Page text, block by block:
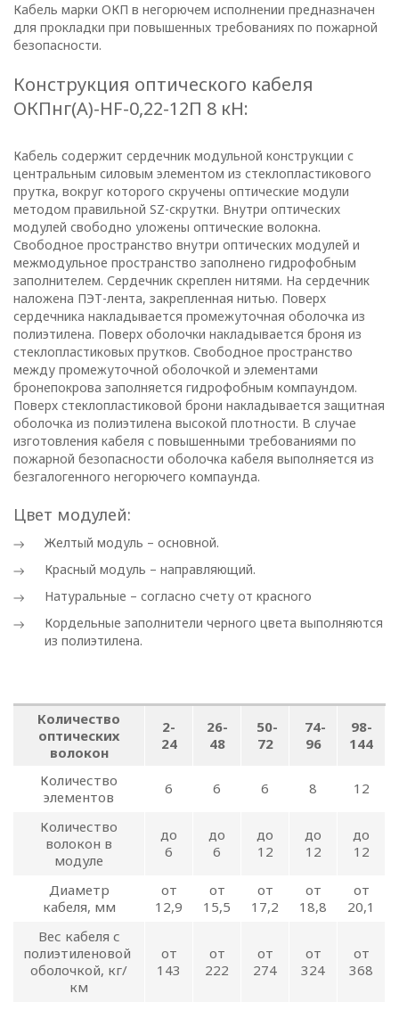
Кабель марки ОКП в негорючем исполнении предназначен
для прокладки при повышенных требованиях по пожарной
безопасности.
Конструкция оптического кабеля
ОКПнг(A)-HF-0,22-12П 8 кН:
Кабель содержит сердечник модульной конструкции с
центральным силовым элементом из стеклопластикового
прутка, вокруг которого скручены оптические модули
методом правильной SZ-скрутки. Внутри оптических
модулей свободно уложены оптические волокна.
Свободное пространство внутри оптических модулей и
межмодульное пространство заполнено гидрофобным
заполнителем. Сердечник скреплен нитями. На сердечник
наложена ПЭТ-лента, закрепленная нитью. Поверх
сердечника накладывается промежуточная оболочка из
полиэтилена. Поверх оболочки накладывается броня из
стеклопластиковых прутков. Свободное пространство
между промежуточной оболочкой и элементами
бронепокрова заполняется гидрофобным компаундом.
Поверх стеклопластиковой брони накладывается защитная
оболочка из полиэтилена высокой плотности. В случае
изготовления кабеля с повышенными требованиями по
пожарной безопасности оболочка кабеля выполняется из
безгалогенного негорючего компаунда.
Цвет модулей:
Желтый модуль – основной.
Красный модуль – направляющий.
Натуральные – согласно счету от красного
Кордельные заполнители черного цвета выполняются
из полиэтилена.
Количество
оптических
волокон
2-
24
26-
48
50-
72
74-
96
98-
144
Количество
элементов
6 6 6 8 12
Количество
волокон в
модуле
до
6
до
6
до
12
до
12
до
12
Диаметр
кабеля, мм
от
12,9
от
15,5
от
17,2
от
18,8
от
20,1
Вес кабеля с
полиэтиленовой
оболочкой, кг/
км
от
143
от
222
от
274
от
324
от
368
ПОЛИТИКА
ОПЕРАТОРА
В
отношении
обработки
данных
Общество с ограниченной
ответственностью
«ОПТИКЭНЕРГОКАБЕЛЬ»
УТВЕРЖДАЮ
Директор ООО
В.А. Прокопчук _________​
г. Минск